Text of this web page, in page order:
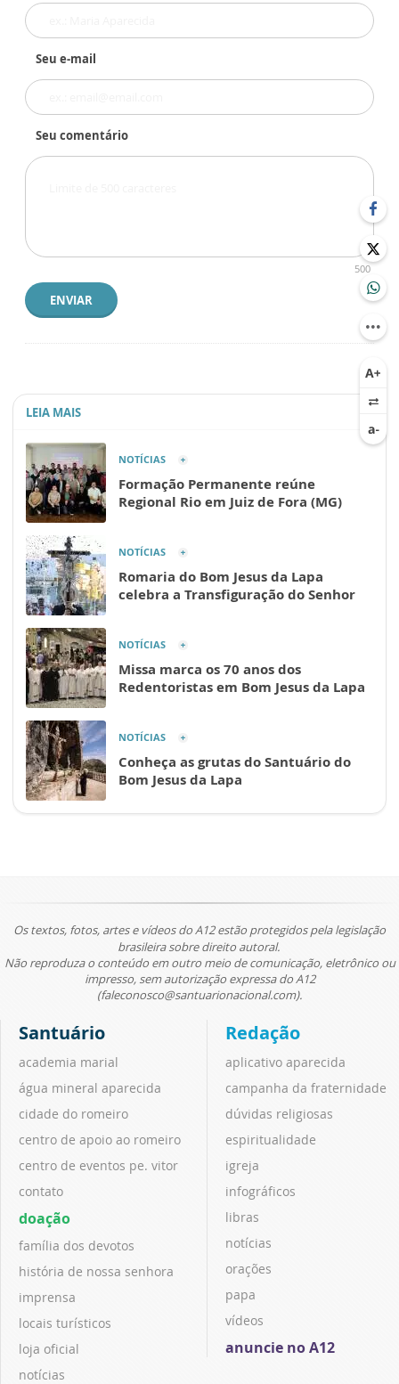
Seu e-mail
Seu comentário
500
ENVIAR
LEIA MAIS
NOTÍCIAS
Formação Permanente reúne
Regional Rio em Juiz de Fora (MG)
NOTÍCIAS
Romaria do Bom Jesus da Lapa
celebra a Transfiguração do Senhor
NOTÍCIAS
Missa marca os 70 anos dos
Redentoristas em Bom Jesus da Lapa
NOTÍCIAS
Conheça as grutas do Santuário do
Bom Jesus da Lapa
Os textos, fotos, artes e vídeos do A12 estão protegidos pela legislação
brasileira sobre direito autoral.
Não reproduza o conteúdo em outro meio de comunicação, eletrônico ou
impresso, sem autorização expressa do A12
(faleconosco@santuarionacional.com).
Santuário
academia marial
água mineral aparecida
cidade do romeiro
centro de apoio ao romeiro
centro de eventos pe. vitor
contato
doação
família dos devotos
história de nossa senhora
imprensa
locais turísticos
loja oficial
notícias
Redação
aplicativo aparecida
campanha da fraternidade
dúvidas religiosas
espiritualidade
igreja
infográficos
libras
notícias
orações
papa
vídeos
anuncie no A12